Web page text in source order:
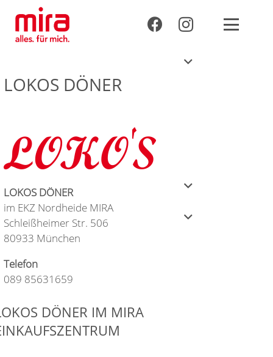
LOKOS DÖNER
LOKOS DÖNER
im EKZ Nordheide MIRA
Schleißheimer Str. 506
80933 München
Telefon
089 85631659
DÖNER IM MIRA